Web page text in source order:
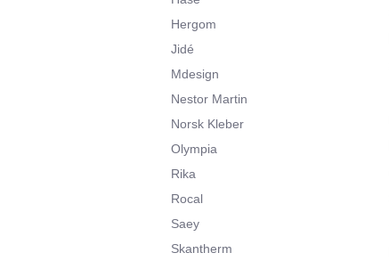
Hergom
Jidé
Mdesign
Nestor Martin
Norsk Kleber
Olympia
Rika
Rocal
Saey
Skantherm